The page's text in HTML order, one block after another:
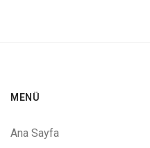
MENÜ
Ana Sayfa